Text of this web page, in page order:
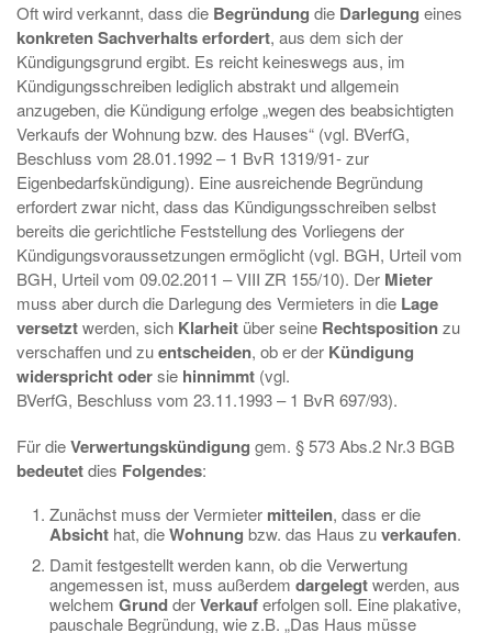
Oft wird verkannt, dass die Begründung die Darlegung eines
konkreten Sachverhalts erfordert, aus dem sich der
Kündigungsgrund ergibt. Es reicht keineswegs aus, im
Kündigungsschreiben lediglich abstrakt und allgemein
anzugeben, die Kündigung erfolge „wegen des beabsichtigten
Verkaufs der Wohnung bzw. des Hauses“ (vgl. BVerfG,
Beschluss vom 28.01.1992 – 1 BvR 1319/91- zur
Eigenbedarfskündigung). Eine ausreichende Begründung
erfordert zwar nicht, dass das Kündigungsschreiben selbst
bereits die gerichtliche Feststellung des Vorliegens der
Kündigungsvoraussetzungen ermöglicht (vgl. BGH, Urteil vom
BGH, Urteil vom 09.02.2011 – VIII ZR 155/10). Der Mieter
muss aber durch die Darlegung des Vermieters in die Lage
versetztwerden, sich Klarheit über seine Rechtspositionzu
verschaffen und zuentscheiden, ob er der Kündigung
widerspricht odersie hinnimmt (vgl.
BVerfG, Beschluss vom 23.11.1993 – 1 BvR 697/93).
Für dieVerwertungskündigung gem. § 573 Abs.2 Nr.3 BGB
bedeutetdies Folgendes:
Zunächst muss der Vermieter mitteilen, dass er die
Absicht hat, dieWohnung bzw. das Haus zuverkaufen.
Damit festgestellt werden kann, ob die Verwertung
angemessen ist, muss außerdem dargelegtwerden, aus
welchem GrundderVerkauferfolgen soll. Eine plakative,
pauschale Begründung, wie z.B. „Das Haus müsse